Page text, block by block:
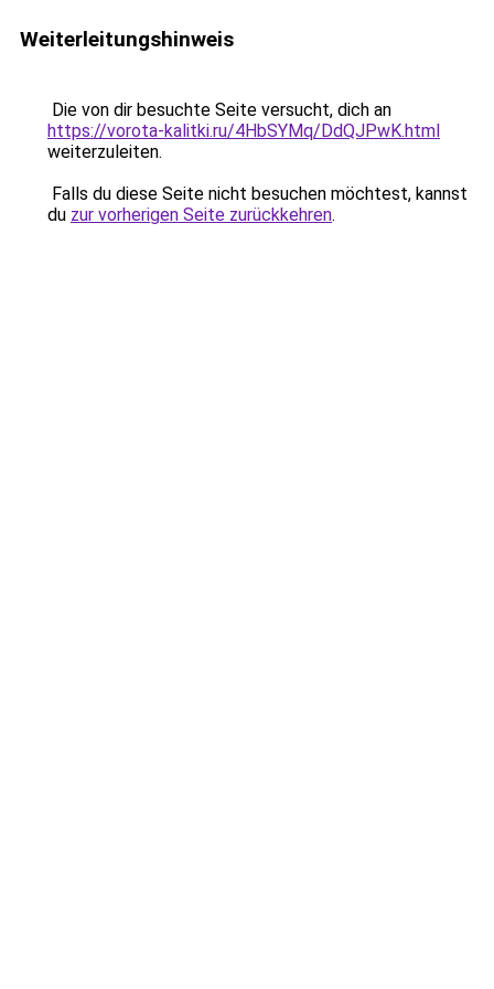
Weiterleitungshinweis
Die von dir besuchte Seite versucht, dich an
https://vorota-kalitki.ru/4HbSYMq/DdQJPwK.html
weiterzuleiten.
Falls du diese Seite nicht besuchen möchtest, kannst
du zur vorherigen Seite zurückkehren.